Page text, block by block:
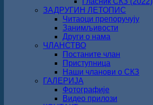
ЗАДРУГИН ЛЕТОПИС
Читаоци препоручују
Занимљивости
Други о нама
ЧЛАНСТВО
Постаните члан
Приступница
Наши чланови о СКЗ
ГАЛЕРИЈА
Фотографије
Видео прилози